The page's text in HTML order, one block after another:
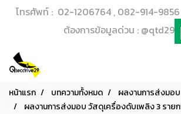
โทรศัพท์ : 02-1206764 , 082-914-
ต้องการข้อมูลด่วน : @qtd29
หน้าแรก บทความทั้งหมด
ผลงานการส่งมอบ
ผลงานการส่งมอบ วัสดุเครื่องดับเพลิง 3 รายก